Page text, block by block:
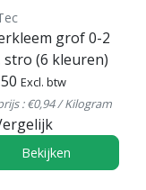
grof 0-2
stro (6 kleuren)
Excl. btw
: €0,94 / Kilogram
Bekijken